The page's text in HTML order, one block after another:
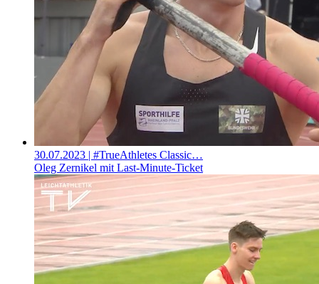
30.07.2023 | #TrueAthletes Classic…
Oleg Zernikel mit Last-Minute-Ticket